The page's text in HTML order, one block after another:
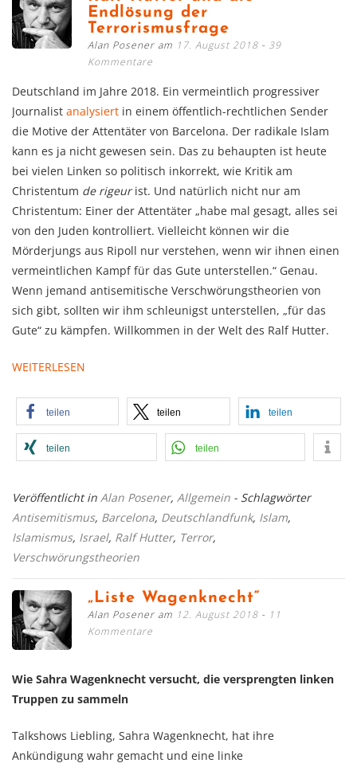
Endlösung der
Terrorismusfrage
Alan Posener am 17. August 2018
39
Kommentare
Deutschland im Jahre 2018. Ein vermeintlich progressiver
Journalist analysiert in einem öffentlich-rechtlichen Sender
die Motive der Attentäter von Barcelona. Der radikale Islam
kann es ja nicht gewesen sein. Das zu behaupten ist heute
bei vielen Linken so politisch inkorrekt, wie Kritik am
Christentum de rigeurist. Und natürlich nicht nur am
Christentum: Einer der Attentäter „habe mal gesagt, alles sei
von den Juden kontrolliert. Vielleicht können wir die
Mörderjungs aus Ripoll nur verstehen, wenn wir ihnen einen
vermeintlichen Kampf für das Gute unterstellen.“ Genau.
Wenn jemand antisemitische Verschwörungstheorien von
sich gibt, sollten wir ihm schleunigst unterstellen, „für das
Gute“ zu kämpfen. Willkommen in der Welt des Ralf Hutter.
WEITERLESEN
teilen teilen teilen
teilen teilen
Veröffentlicht in Alan Posener, Allgemein - Schlagwörter
Antisemitismus, Barcelona, Deutschlandfunk, Islam,
Islamismus, Israel, Ralf Hutter, Terror,
Verschwörungstheorien
„Liste Wagenknecht“
Alan Posener am 12. August 2018
11
Kommentare
Wie Sahra Wagenknecht versucht, die versprengten linken
Truppen zu sammeln
Talkshows Liebling, Sahra Wagenknecht, hat ihre
Ankündigung wahr gemacht und eine linke